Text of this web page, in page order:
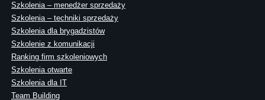
Szkolenia – menedżer sprzedaży
Szkolenia – techniki sprzedaży
Szkolenia dla brygadzistów
Szkolenie z komunikacji
Ranking firm szkoleniowych
Szkolenia otwarte
Szkolenia dla IT
Team Building